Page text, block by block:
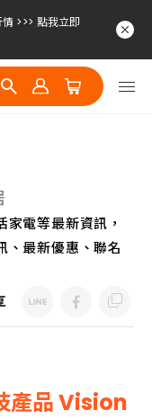
>>> 點我立即
>>> 點我立即
>>> 點我立即
電等最新資訊，
、最新優惠、聯名
產品 Vision